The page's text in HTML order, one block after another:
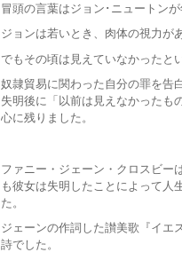
冒頭の言葉はジョン･ニュートン
ジョンは若いとき、肉体の視力が
でもその頃は見えていなかったと
奴隷貿易に関わった自分の罪を告
失明後に「以前は見えなかったも
心に残りました。
ファニー・ジェーン・クロスビー
も彼女は失明したことによって人
た。
ジェーンの作詞した讃美歌『イエ
詩でした。